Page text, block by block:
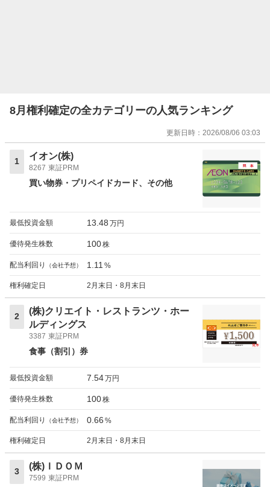
8月権利確定の全カテゴリーの人気ランキング
更新日時： 2026/08/06 03:03
1
イオン(株)
8267 東証PRM
買い物券・プリペイドカード その他
最低投資金額 13.48 万円
優待発生株数 100株
配当利回り （会社予想） 1.11 %
権利確定日 2月末日・8月末日
2
(株)クリエイト・レストランツ・ホー
ルディングス
3387 東証PRM
食事（割引）券
最低投資金額 7.54万円
優待発生株数 100株
配当利回り （会社予想） 0.66 %
権利確定日 2月末日・8月末日
3
(株)ＩＤＯＭ
7599 東証PRM